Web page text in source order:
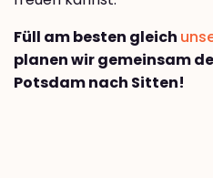
Füll am besten gleich
planen wir gemeinsam
Potsdam nach Sitten!